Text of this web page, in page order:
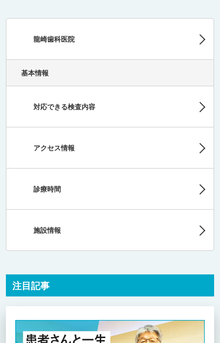
龍崎歯科医院
基本情報
対応できる検査内容
アクセス情報
診療時間
施設情報
注目記事